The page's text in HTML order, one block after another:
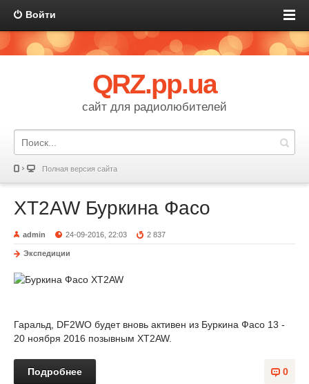
Войти
QRZ.pp.ua
сайт для радиолюбителей
Полная версия сайта
XT2AW Буркина Фасо
admin 24-09-2016, 22:03 2 837
Экспедиции
Гаральд, DF2WO будет вновь активен из Буркина Фасо 13 -
20 ноября 2016 позывным XT2AW.
0
Подробнее